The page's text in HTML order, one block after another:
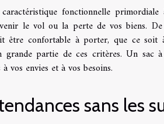
fonctionnelle
le vol ou la perte de vos biens.
être confortable à porter, que ce
partie de ces critères. Un sac
vos envies et à vos besoins.
sans les